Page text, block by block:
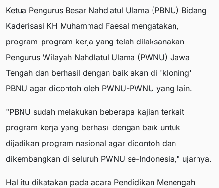
Ketua Pengurus Besar Nahdlatul Ulama (PBNU) Bidang
Kaderisasi KH Muhammad Faesal mengatakan,
program-program kerja yang telah dilaksanakan
Pengurus Wilayah Nahdlatul Ulama (PWNU) Jawa
Tengah dan berhasil dengan baik akan di 'kloning'
PBNU agar dicontoh oleh PWNU-PWNU yang lain.
"PBNU sudah melakukan beberapa kajian terkait
program kerja yang berhasil dengan baik untuk
dijadikan program nasional agar dicontoh dan
dikembangkan di seluruh PWNU se-Indonesia," ujarnya.
Hal itu dikatakan pada acara Pendidikan Menengah